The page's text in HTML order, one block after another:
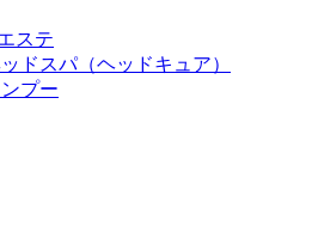
ステ
ドスパ（ヘッドキュア）
プー